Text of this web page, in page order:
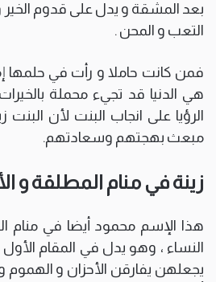
بعد المشقة و يدل على قدوم الخير
التعب و المحن .
فمن كانت حاملا و رأت في حلمها
هي الدنيا قد تجيء محملة
الرؤيا على انجاب البنت لأن
مبعث بهجتهم وسعادتهم.
زينة في منام المطلقة و
هذا الإسم محمود أيضا في منام
النساء ، وهو يدل في المقام الأول
يجعلهن يفارقن الأحزان و الهموم